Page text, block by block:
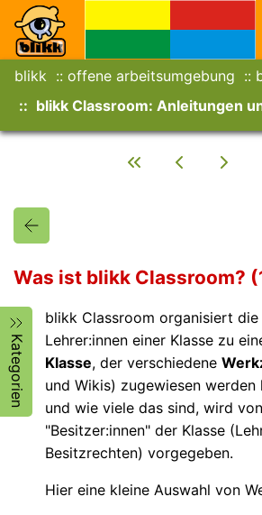
blikk offene arbeitsumgebung
blikk Classroom: Anleitungen
Titel Text Autor/in
Was ist blikk Classroom?
Kategorien
blikk Classroom organisiert die
Lehrer:innen einer Klasse zu
Klasse, der verschiedene
und Wikis) zugewiesen werden
und wie viele das sind, wird
"Besitzer:innen" der Klasse
Besitzrechten) vorgegeben.
Hier eine kleine Auswahl von